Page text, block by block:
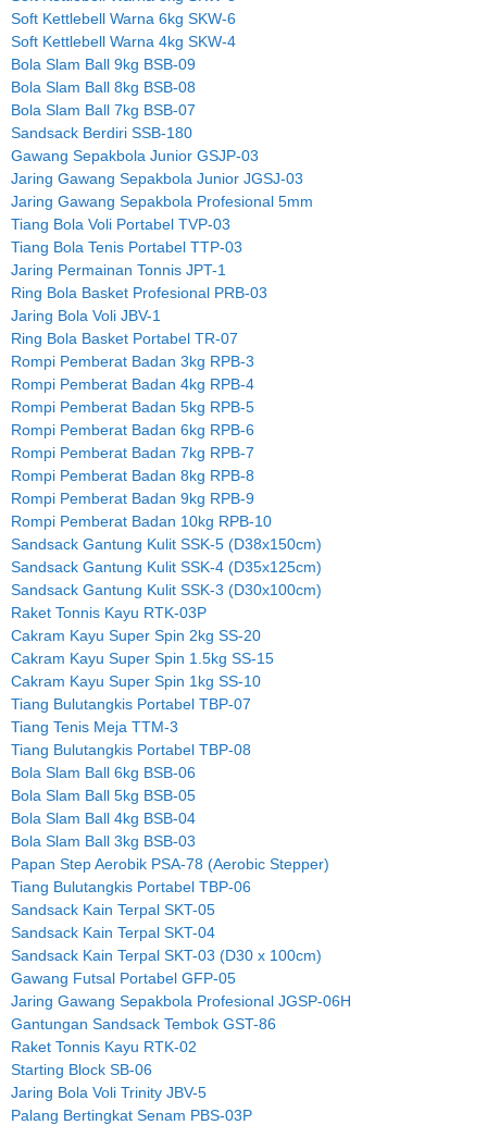
Soft Kettlebell Warna 6kg SKW-6
Soft Kettlebell Warna 4kg SKW-4
Bola Slam Ball 9kg BSB-09
Bola Slam Ball 8kg BSB-08
Bola Slam Ball 7kg BSB-07
Sandsack Berdiri SSB-180
Gawang Sepakbola Junior GSJP-03
Jaring Gawang Sepakbola Junior JGSJ-03
Jaring Gawang Sepakbola Profesional 5mm
Tiang Bola Voli Portabel TVP-03
Tiang Bola Tenis Portabel TTP-03
Jaring Permainan Tonnis JPT-1
Ring Bola Basket Profesional PRB-03
Jaring Bola Voli JBV-1
Ring Bola Basket Portabel TR-07
Rompi Pemberat Badan 3kg RPB-3
Rompi Pemberat Badan 4kg RPB-4
Rompi Pemberat Badan 5kg RPB-5
Rompi Pemberat Badan 6kg RPB-6
Rompi Pemberat Badan 7kg RPB-7
Rompi Pemberat Badan 8kg RPB-8
Rompi Pemberat Badan 9kg RPB-9
Rompi Pemberat Badan 10kg RPB-10
Sandsack Gantung Kulit SSK-5 (D38x150cm)
Sandsack Gantung Kulit SSK-4 (D35x125cm)
Sandsack Gantung Kulit SSK-3 (D30x100cm)
Raket Tonnis Kayu RTK-03P
Cakram Kayu Super Spin 2kg SS-20
Cakram Kayu Super Spin 1.5kg SS-15
Cakram Kayu Super Spin 1kg SS-10
Tiang Bulutangkis Portabel TBP-07
Tiang Tenis Meja TTM-3
Tiang Bulutangkis Portabel TBP-08
Bola Slam Ball 6kg BSB-06
Bola Slam Ball 5kg BSB-05
Bola Slam Ball 4kg BSB-04
Bola Slam Ball 3kg BSB-03
Papan Step Aerobik PSA-78 (Aerobic Stepper)
Tiang Bulutangkis Portabel TBP-06
Sandsack Kain Terpal SKT-05
Sandsack Kain Terpal SKT-04
Sandsack Kain Terpal SKT-03 (D30 x 100cm)
Gawang Futsal Portabel GFP-05
Jaring Gawang Sepakbola Profesional JGSP-06H
Gantungan Sandsack Tembok GST-86
Raket Tonnis Kayu RTK-02
Starting Block SB-06
Jaring Bola Voli Trinity JBV-5
Palang Bertingkat Senam PBS-03P